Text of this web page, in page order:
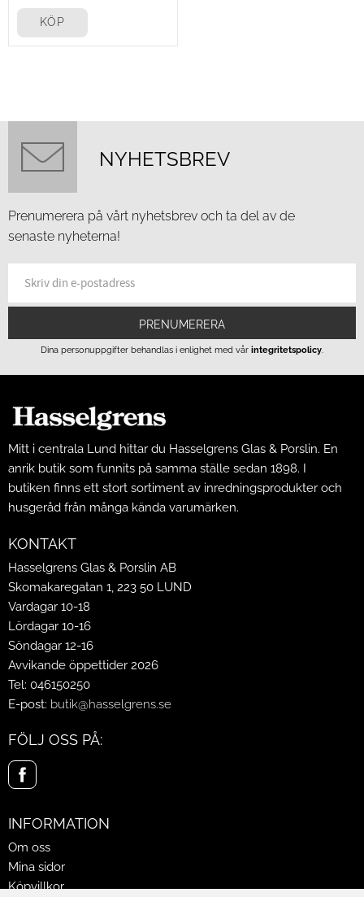
KÖP
NYHETSBREV
Prenumerera på vårt nyhetsbrev och ta del av de
senaste nyheterna!
PRENUMERERA
Dina personuppgifter behandlas i enlighet med vår integritetspolicy
Mitt i centrala Lund hittar du Hasselgrens Glas & Porslin. En
anrik butik som funnits på samma ställe sedan 1898. I
butiken finns ett stort sortiment av inredningsprodukter och
husgeråd från många kända varumärken.
KONTAKT
Hasselgrens Glas & Porslin AB
Skomakaregatan 1, 223 50 LUND
Vardagar 10-18
Lördagar 10-16
Söndagar 12-16
Avvikande öppettider 2026
Tel: 046150250
E-post: butik@hasselgrens.se
FÖLJ OSS PÅ:
INFORMATION
Om oss
Mina sidor
Köpvillkor